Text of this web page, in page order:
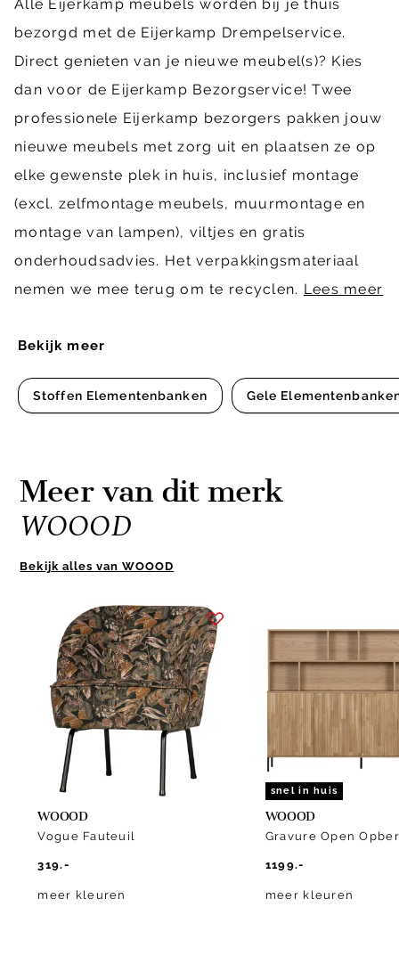
Bekijk meer
Stoffen Elementenbanken Gele
Alle Eijerkamp meubels worden bij je thuis
bezorgd met de Eijerkamp Drempelservice.
Direct genieten van je nieuwe meubel(s)? Kies
dan voor de Eijerkamp Bezorgservice! Twee
professionele Eijerkamp bezorgers pakken jouw
nieuwe meubels met zorg uit en plaatsen ze op
elke gewenste plek in huis, inclusief montage
(excl. zelfmontage meubels, muurmontage en
montage van lampen), viltjes en gratis
onderhoudsadvies. Het verpakkingsmateriaal
nemen we mee terug om te recyclen. Lees meer
Meer van dit merk
WOOOD
Bekijk alles van WOOOD
WOOOD
Vogue Fauteuil
319.-
meer kleuren
snel in huis
WOOOD
Gravure Open
1199.-
meer kleuren